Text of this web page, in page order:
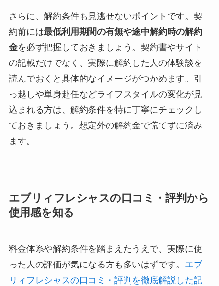
さらに、解約条件も見逃せないポイントです。契
約前には最低利用期間の有無や途中解約時の解約
金を必ず把握しておきましょう。契約書やサイト
の記載だけでなく、実際に解約した人の体験談を
読んでおくと具体的なイメージがつかめます。引
っ越しや単身赴任などライフスタイルの変化が見
込まれる方は、解約条件を特に丁寧にチェックし
ておきましょう。想定外の解約金で慌てずに済み
ます。
エブリィフレシャスの口コミ・評判から
使用感を知る
料金体系や解約条件を踏まえたうえで、実際に使
った人の評価が気になる方も多いはずです。 エブ
リィフレシャスの口コミ・評判を徹底解説した記